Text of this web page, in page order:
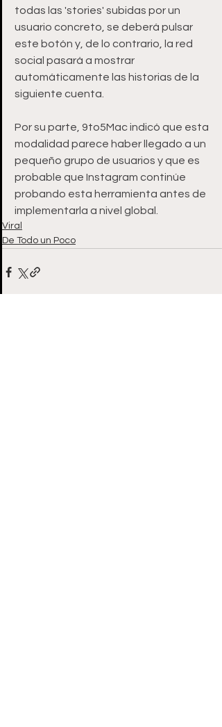
todas las 'stories' subidas por un
usuario concreto, se deberá pulsar
este botón y, de lo contrario, la red
social pasará a mostrar
automáticamente las historias de la
siguiente cuenta.
Por su parte, 9to5Mac indicó que esta
modalidad parece haber llegado a un
pequeño grupo de usuarios y que es
probable que Instagram continúe
probando esta herramienta antes de
implementarla a nivel global.
Viral
De Todo un Poco